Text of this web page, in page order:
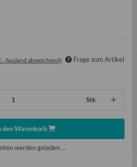
- Ausland abweichend) Frage zum Artikel
Stk
den Warenkorb
werden geladen ...